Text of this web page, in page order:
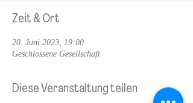
Zeit & Ort
20. Juni 2023, 19:00
Geschlossene Gesellschaft
Diese Veranstaltung teilen